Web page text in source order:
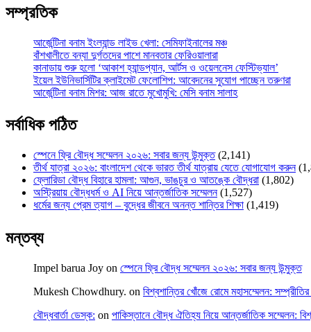
সম্প্রতিক
আর্জেন্টিনা বনাম ইংল্যান্ড লাইভ খেলা: সেমিফাইনালের মঞ্চ
বাঁশখালীতে বন্যা দুর্গতদের পাশে মানবতার ফেরিওয়ালারা
কানাডায় শুরু হলো ‘আকাশ হ্যান্ডপ্যান, আর্টস ও ওয়েলনেস ফেস্টিভ্যাল’
ইয়েল ইউনিভার্সিটির ক্লাইমেট ফেলোশিপ: আবেদনের সুযোগ পাচ্ছেন তরুণরা
আর্জেন্টিনা বনাম মিশর: আজ রাতে মুখোমুখি: মেসি বনাম সালাহ
সর্বাধিক পঠিত
স্পেনে ফ্রি বৌদ্ধ সম্মেলন ২০২৬: সবার জন্য উন্মুক্ত (2,141)
তীর্থ যাত্রা ২০২৬: বাংলাদেশ থেকে ভারত তীর্থ যাত্রায় যেতে যোগাযোগ করুন
ফ্লোরিডা বৌদ্ধ বিহারে হামলা: আগুন, ভাঙচুর ও আতঙ্কে বৌদ্ধরা (1,802)
অস্ট্রিয়ায় বৌদ্ধধর্ম ও AI নিয়ে আন্তর্জাতিক সম্মেলন (1,527)
ধর্মের জন্য প্রেম ত্যাগ – বুদ্ধের জীবনে অনন্ত শান্তির শিক্ষা (1,419)
মন্তব্য
Impel barua Joy on স্পেনে ফ্রি বৌদ্ধ সম্মেলন ২০২৬: সবার জন্য উন্মুক্ত
Mukesh Chowdhury. on বিশ্বশান্তির খোঁজে রোমে মহাসম্মেলন:
বৌদ্ধবার্তা ডেস্ক: on পাকিস্তানে বৌদ্ধ ঐতিহ্য নিয়ে আন্তর্জাতিক সম্মেলন: